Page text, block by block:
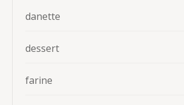
danette
dessert
farine